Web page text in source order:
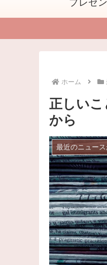
プレゼ
ホーム
正しい
から
最近のニュース